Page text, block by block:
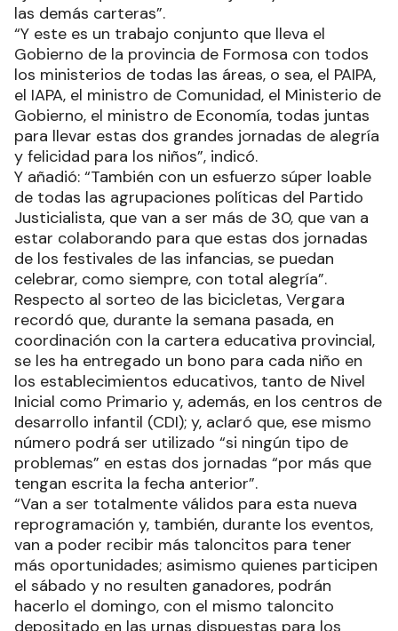
las demás carteras”.
“Y este es un trabajo conjunto que lleva el
Gobierno de la provincia de Formosa con todos
los ministerios de todas las áreas, o sea, el PAIPA,
el IAPA, el ministro de Comunidad, el Ministerio de
Gobierno, el ministro de Economía, todas juntas
para llevar estas dos grandes jornadas de alegría
y felicidad para los niños”, indicó.
Y añadió: “También con un esfuerzo súper loable
de todas las agrupaciones políticas del Partido
Justicialista, que van a ser más de 30, que van a
estar colaborando para que estas dos jornadas
de los festivales de las infancias, se puedan
celebrar, como siempre, con total alegría”.
Respecto al sorteo de las bicicletas, Vergara
recordó que, durante la semana pasada, en
coordinación con la cartera educativa provincial,
se les ha entregado un bono para cada niño en
los establecimientos educativos, tanto de Nivel
Inicial como Primario y, además, en los centros de
desarrollo infantil (CDI); y, aclaró que, ese mismo
número podrá ser utilizado “si ningún tipo de
problemas” en estas dos jornadas “por más que
tengan escrita la fecha anterior”.
“Van a ser totalmente válidos para esta nueva
reprogramación y, también, durante los eventos,
van a poder recibir más taloncitos para tener
más oportunidades; asimismo quienes participen
el sábado y no resulten ganadores, podrán
hacerlo el domingo, con el mismo taloncito
depositado en las urnas dispuestas para los